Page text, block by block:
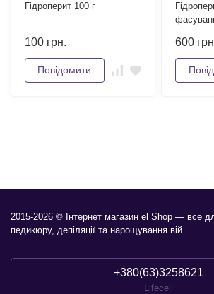
Гідроперит 100 г
100 грн.
Повідомити
600
2015-2026 © Інтернет магазин el Shop — все
педикюру, депіляції та нарощування вій
+380(63)3258621
Lifecell